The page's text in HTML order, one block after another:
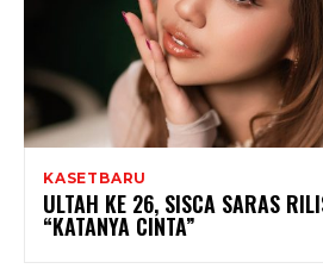
KASETBARU
ULTAH KE 26, SISCA SARAS
“KATANYA CINTA”